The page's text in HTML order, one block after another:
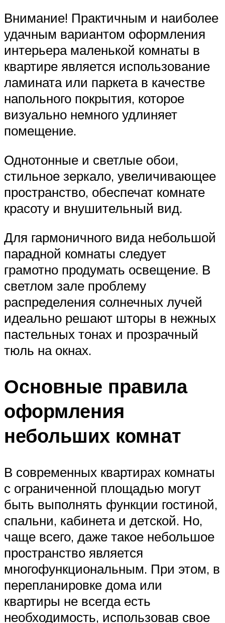
Внимание! Практичным и наиболее
удачным вариантом оформления
интерьера маленькой комнаты в
квартире является использование
ламината или паркета в качестве
напольного покрытия, которое
визуально немного удлиняет
помещение.
Однотонные и светлые обои,
стильное зеркало, увеличивающее
пространство, обеспечат комнате
красоту и внушительный вид.
Для гармоничного вида небольшой
парадной комнаты следует
грамотно продумать освещение. В
светлом зале проблему
распределения солнечных лучей
идеально решают шторы в нежных
пастельных тонах и прозрачный
тюль на окнах.
Основные правила
оформления
небольших комнат
В современных квартирах комнаты
с ограниченной площадью могут
быть выполнять функции гостиной,
спальни, кабинета и детской. Но,
чаще всего, даже такое небольшое
пространство является
многофункциональным. При этом, в
перепланировке дома или
квартиры не всегда есть
необходимость, использовав свое